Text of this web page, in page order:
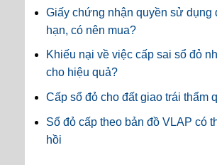
Giấy chứng nhận quyền sử dụng
hạn, có nên mua?
Khiếu nại về việc cấp sai sổ đỏ
cho hiệu quả?
Cấp sổ đỏ cho đất giao trái thẩm
Sổ đỏ cấp theo bản đồ VLAP có
hồi